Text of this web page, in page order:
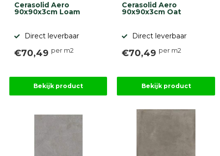
Cerasolid Aero
90x90x3cm Loam
Direct leverbaar
€70,49 per m2
Bekijk product
Cerasolid Aero
90x90x3cm Oat
Direct leverbaar
€70,49 per m2
Bekijk product